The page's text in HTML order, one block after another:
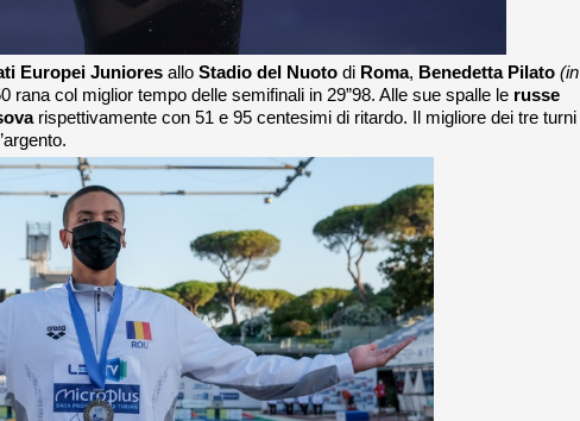
Europei Juniores allo Stadio del Nuoto di Roma, Benedetta Pilato (in
rana col miglior tempo delle semifinali in 29”98. Alle sue spalle le russe
rispettivamente con 51 e 95 centesimi di ritardo. Il migliore dei tre turni